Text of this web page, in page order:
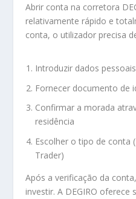
Abrir conta na corretora
relativamente rápido e
conta, o utilizador precisa
Introduzir dados
Fornecer documento de
Confirmar a morada
residência
Escolher o tipo de conta
Trader)
Após a verificação da
investir. A DEGIRO